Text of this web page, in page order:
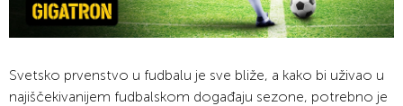
Svetsko prvenstvo u fudbalu je sve bliže, a kako bi uživao u
najiščekivanijem fudbalskom događaju sezone, potrebno je